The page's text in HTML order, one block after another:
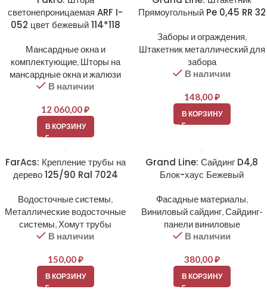
светонепроницаемая ARF I-
052 цвет бежевый 114*118
Мансардные окна и
комплектующие, Шторы на
мансардные окна и жалюзи
В наличии
12 060,00₽
В КОРЗИНУ
Прямоугольный Pe 0,45 RR 32
Заборы и ограждения,
Штакетник металлический для
забора
В наличии
148,00₽
В КОРЗИНУ
FarAcs: Крепление трубы на
дерево 125/90 Ral 7024
Водосточные системы,
Металлические водосточные
системы, Хомут трубы
В наличии
150,00₽
В КОРЗИНУ
Grand Line: Сайдинг D4,8
Блок-хаус Бежевый
Фасадные материалы,
Виниловый сайдинг,Сайдинг-
панели виниловые
В наличии
380,00₽
В КОРЗИНУ